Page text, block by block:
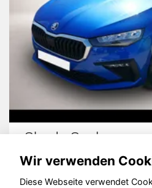
Skoda Scala
Wir verwenden
Diese Webseite verwendet